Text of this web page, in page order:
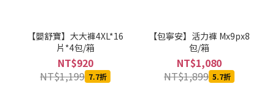
【嬰舒寶】大大褲4XL*16
片*4包/箱
NT$920
NT$1,199 7.7折
【包寧安】活力褲 Mx9px8
包/箱
NT$1,080
NT$1,899 5.7折